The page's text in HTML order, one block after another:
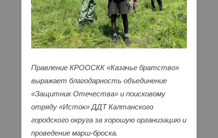
Правление КРООСКК «Казачье братство»
выражает благодарность объединение
«Защитник Отечества» и поисковому
отряду «Исток» ДДТ Калтанского
городского округа за хорошую организацию и
проведение марш-броска.